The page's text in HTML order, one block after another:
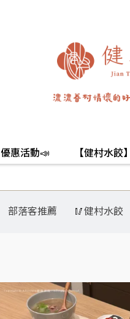
優惠活動📣 【健村水餃】
部落客推薦 🥢健村水餃